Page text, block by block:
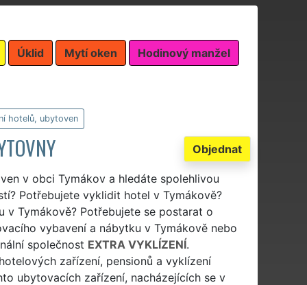
Úklid Mytí oken Hodinový manžel
hotelů, ubytoven
Objednat
v obci Tymákov a hledáte spolehlivou
Potřebujete vyklidit hotel v Tymákově?
Tymákově? Potřebujete se postarat o
vybavení a nábytku v Tymákově nebo
společnost EXTRA VYKLÍZENÍ.
zařízení, pensionů a vyklízení
ubytovacích zařízení, nacházejících se v